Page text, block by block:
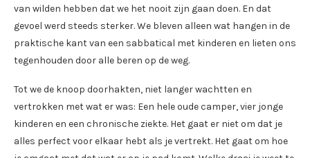
van wilden hebben dat we het nooit zijn gaan doen. En dat
gevoel werd steeds sterker. We bleven alleen wat hangen in de
praktische kant van een sabbatical met kinderen en lieten ons
tegenhouden door alle beren op de weg.
Tot we de knoop doorhakten, niet langer wachtten en
vertrokken met wat er was: Een hele oude camper, vier jonge
kinderen en een chronische ziekte. Het gaat er niet om dat je
alles perfect voor elkaar hebt als je vertrekt. Het gaat om hoe